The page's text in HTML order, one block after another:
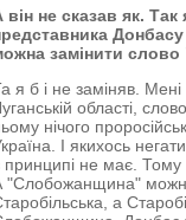
він не сказав як.
замінити
я б і не заміняв.
області,
нічого
І якихось
принципі не має. Тому
"Слобожанщина"
а